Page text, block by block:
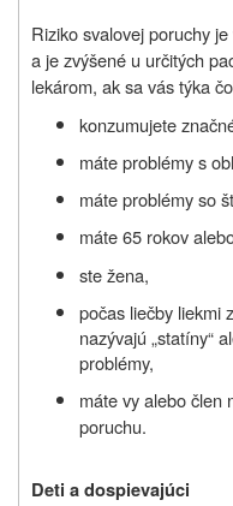
Riziko svalovej poruchy
a je zvýšené u určitých
lekárom, ak sa vás týka
konzumujete
máte problémy s
máte problémy so
máte 65 rokov
ste žena,
počas liečby liekmi
nazývajú „statíny“
problémy,
máte vy alebo člen
poruchu.
Deti a dospievajúci